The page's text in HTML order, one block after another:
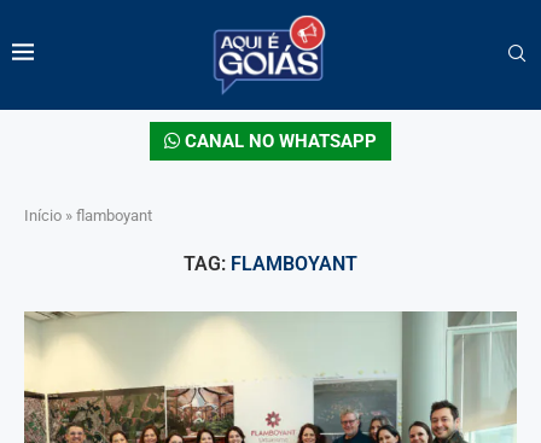
CANAL NO WHATSAPP
Início » flamboyant
TAG: FLAMBOYANT